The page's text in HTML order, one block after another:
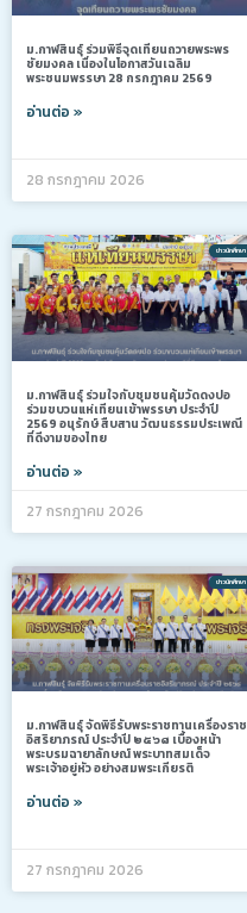
ม.กาฬสินธุ์ ร่วมพิธีจุดเทียนถวายพระพร
ชัยมงคล เนื่องในโอกาสวันเฉลิม
พระชนมพรรษา 28 กรกฎาคม 2569
อ่านต่อ »
28 กรกฎาคม 2026
ข่าวนักศึกษา
ม.กาฬสินธุ์ ร่วมใจกับชุมชนคุ้มวัดดงปอ
ร่วมขบวนแห่เทียนเข้าพรรษา ประจำปี
2569 อนุรักษ์ สืบสาน วัฒนธรรมประเพณี
ที่ดีงามของไทย
อ่านต่อ »
27 กรกฎาคม 2026
ข่าวนักศึกษา
ม.กาฬสินธุ์ จัดพิธีรับพระราชทานเครื่องราช
อิสริยาภรณ์ ประจำปี ๒๕๖๘ เบื้องหน้า
พระบรมฉายาลักษณ์ พระบาทสมเด็จ
พระเจ้าอยู่หัว อย่างสมพระเกียรติ
อ่านต่อ »
27 กรกฎาคม 2026